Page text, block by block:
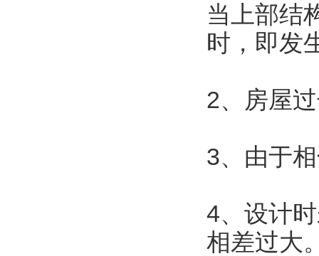
当上部结
时，即发
2、房屋
3、由于
4、设计
相差过大